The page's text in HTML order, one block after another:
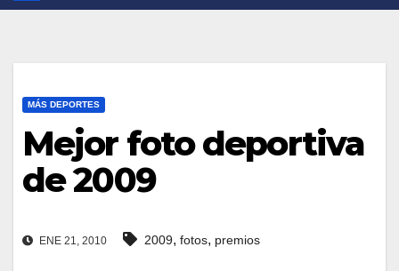
MÁS DEPORTES
Mejor foto deportiva
de 2009
ENE 21, 2010 2009, fotos, premios